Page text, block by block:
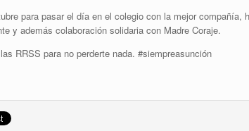
para pasar el día en el colegio con la mejor compañía,
y además colaboración solidaria con Madre Coraje.
RRSS para no perderte nada. #siempreasunción